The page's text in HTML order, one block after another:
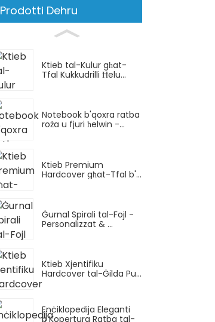
Prodotti Dehru
Ktieb tal-Kulur għat-
Tfal Kukkudrilli Ħelu...
Notebook b'qoxra ratba
roża u fjuri ħelwin -...
Ktieb Premium
Hardcover għat-Tfal b'...
Ġurnal Spirali tal-Fojl -
Personalizzat & ...
Ktieb Xjentifiku
Hardcover tal-Ġilda Pu...
Enċiklopedija Eleganti
b'Kopertura Ratba tal-